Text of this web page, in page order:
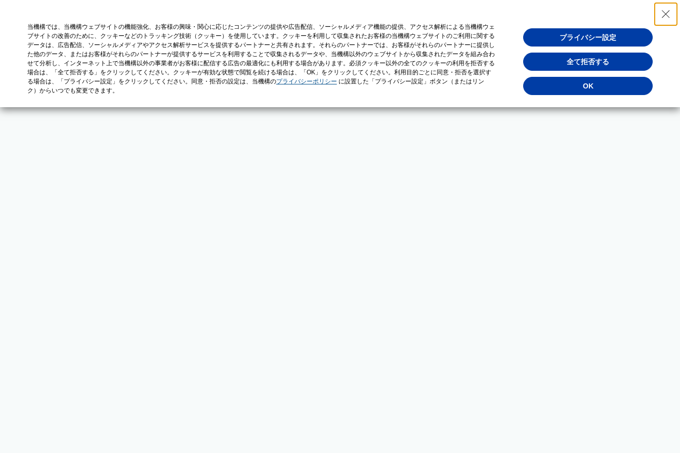
当機構では、当機構ウェブサイトの機能強化、お客様の興味・関心に応じたコンテンツの提供や広告配信、ソーシャルメディア機能の提供、アクセス解析による当機構ウェ
ブサイトの改善のために、クッキーなどのトラッキング技術（クッキー）を使用しています。クッキーを利用して収集されたお客様の当機構ウェブサイトのご利用に関する
データは、広告配信、ソーシャルメディアやアクセス解析サービスを提供するパートナーと共有されます。それらのパートナーでは、お客様がそれらのパートナーに提供し
た他のデータ、またはお客様がそれらのパートナーが提供するサービスを利用することで収集されるデータや、当機構以外のウェブサイトから収集されたデータを組み合わ
せて分析し、インターネット上で当機構以外の事業者がお客様に配信する広告の最適化にも利用する場合があります。必須クッキー以外の全てのクッキーの利用を拒否する
場合は、「全て拒否する」をクリックしてください。クッキーが有効な状態で閲覧を続ける場合は、「OK」をクリックしてください。利用目的ごとに同意・拒否を選択す
る場合は、「プライバシー設定」をクリックしてください。同意・拒否の設定は、当機構のプライバシーポリシー に設置した「プライバシー設定」ボタン（またはリン
ク）からいつでも変更できます。
プライバシー設定
全て拒否する
OK